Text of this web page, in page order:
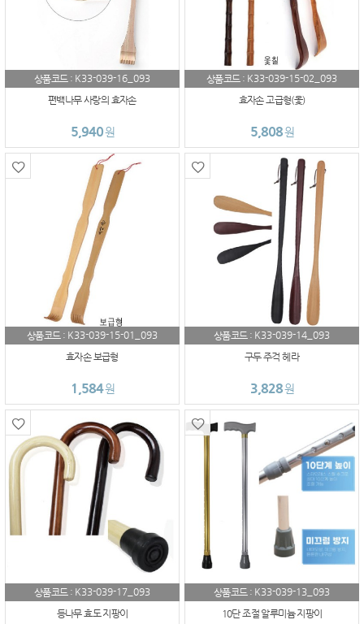
상품코드 : K33-039-16_093
편백나무 사랑의 효자손
5,940원
상품코드 : K33-039-15-02_093
효자손 고급형(옻)
5,808원
상품코드 : K33-039-15-01_093
효자손 보급형
1,584원
상품코드 : K33-039-14_093
구두 주걱 헤라
3,828원
상품코드 : K33-039-17_093
등나무 효도 지팡이
상품코드 : K33-039-13_093
10단 조절 알루미늄 지팡이